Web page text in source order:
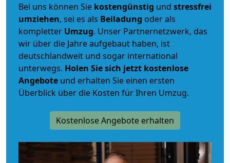
Bei uns können Sie kostengünstig und stressfrei
umziehen, sei es als Beiladung oder als
kompletter Umzug. Unser Partnernetzwerk, das
wir über die Jahre aufgebaut haben, ist
deutschlandweit und sogar international
unterwegs. Holen Sie sich jetzt kostenlose
Angebote und erhalten Sie einen ersten
Überblick über die Kosten für Ihren Umzug.
Kostenlose Angebote erhalten